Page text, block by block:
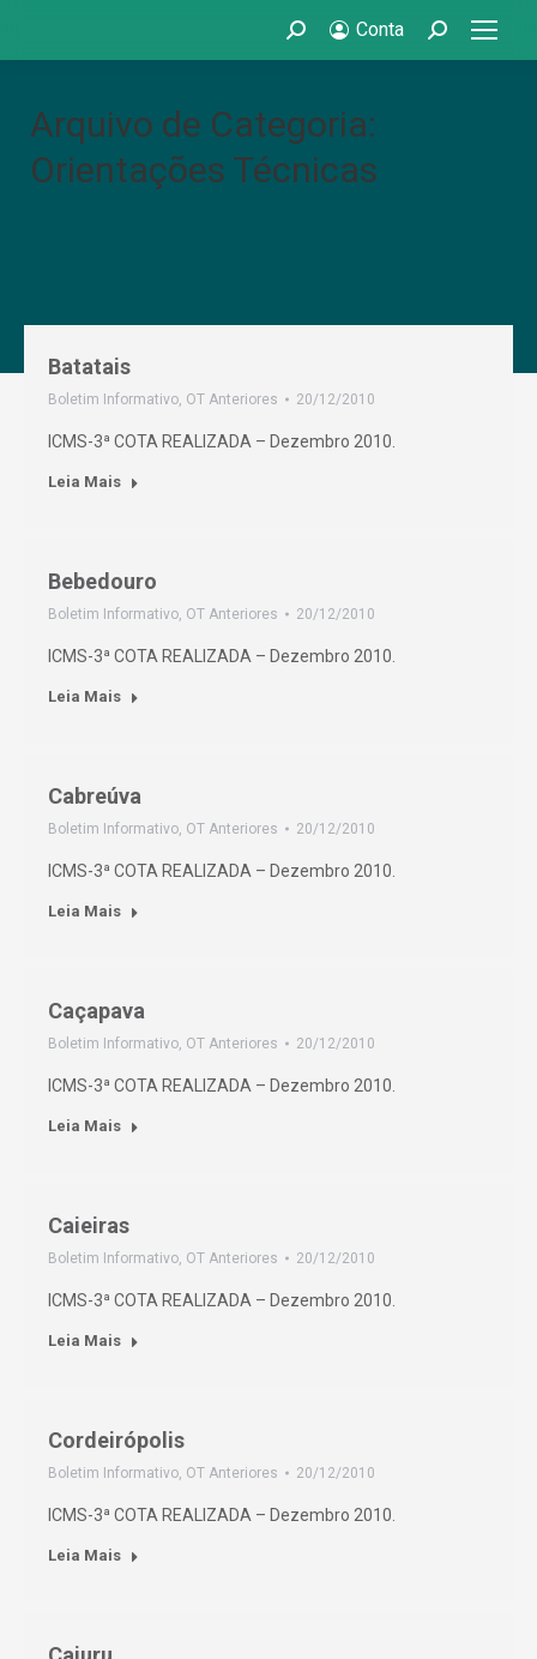
Search: Conta Search:
Arquivo de Categoria:
Orientações Técnicas
Batatais
Boletim Informativo, OT Anteriores 20/12/2010
ICMS-3ª COTA REALIZADA – Dezembro 2010.
Leia Mais
Bebedouro
Boletim Informativo, OT Anteriores 20/12/2010
ICMS-3ª COTA REALIZADA – Dezembro 2010.
Leia Mais
Cabreúva
Boletim Informativo, OT Anteriores 20/12/2010
ICMS-3ª COTA REALIZADA – Dezembro 2010.
Leia Mais
Caçapava
Boletim Informativo, OT Anteriores 20/12/2010
ICMS-3ª COTA REALIZADA – Dezembro 2010.
Leia Mais
Caieiras
Boletim Informativo, OT Anteriores 20/12/2010
ICMS-3ª COTA REALIZADA – Dezembro 2010.
Leia Mais
Cordeirópolis
Boletim Informativo, OT Anteriores 20/12/2010
ICMS-3ª COTA REALIZADA – Dezembro 2010.
Leia Mais